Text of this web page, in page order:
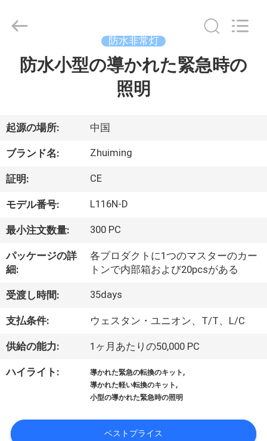
ロ
ダ
ク
ト
達
に
つ
い
場
Hangzhou
Reserved.
防水非常灯
防水小型の導かれた緊急時の
照明
起源の場所: 中国
ブランド名: Zhuiming
証明: CE
モデル番号: L116N-D
最小注文数量: 300 PC
パッケージの詳
細:
各プロダクトに1つのマスターのカー
トンで内部箱および20pcsがある
受渡し時間: 35days
支払条件: ウェスタン・ユニオン、T/T、L/C
供給の能力: 1ヶ月あたりの50,000 PC
ハイライト: 導かれた緊急の転換のキット ,
導かれた軽い転換のキット ,
小型の導かれた緊急時の照明
ベストプライス